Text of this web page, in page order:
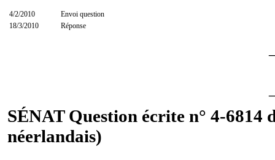
4/2/2010
Envoi question
18/3/2010
Réponse
SÉNAT Question écrite n° 4-6814
néerlandais)